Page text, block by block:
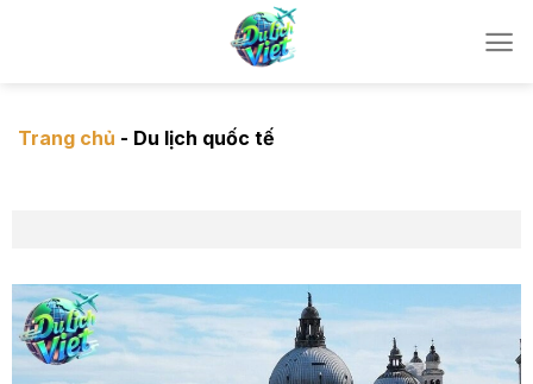
Trang chủ - Du lịch quốc tế